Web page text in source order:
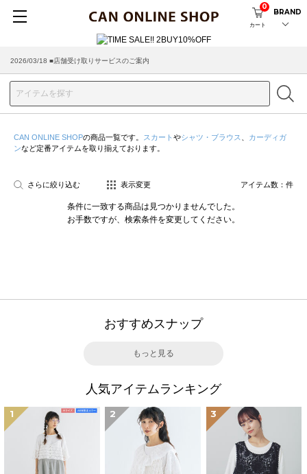
カート
0
BRAND
2026/03/18 ■店舗受け取りサービスのご案内
CAN ONLINE SHOPの商品一覧です。 スカート やシャツ・ブラウス
カーディガ
ンなど定番アイテムを取り揃えております。
さらに絞り込む 表示変更 アイテム数： 件
条件に一致する商品は見つかりませんでした。
お手数ですが、検索条件を変更してください。
おすすめスナップ
もっと見る
人気アイテムランキング
1 2 3